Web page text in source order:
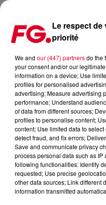
FG MIX DANCE : DJ ANGELO
Le respect de
priorité
We and our (447) partnersdo the
your consent and/or our
information on a device; Use
profiles for personalised
advertising; Measure advertising
performance; Understand
of data from different sources;
profiles to personalise content;
content; Use limited data to
detect fraud, and fix errors;
Save and communicate privacy
process personal data such as
following functionalities: Identify
requested; Use precise
other data sources; Link different
information transmitted